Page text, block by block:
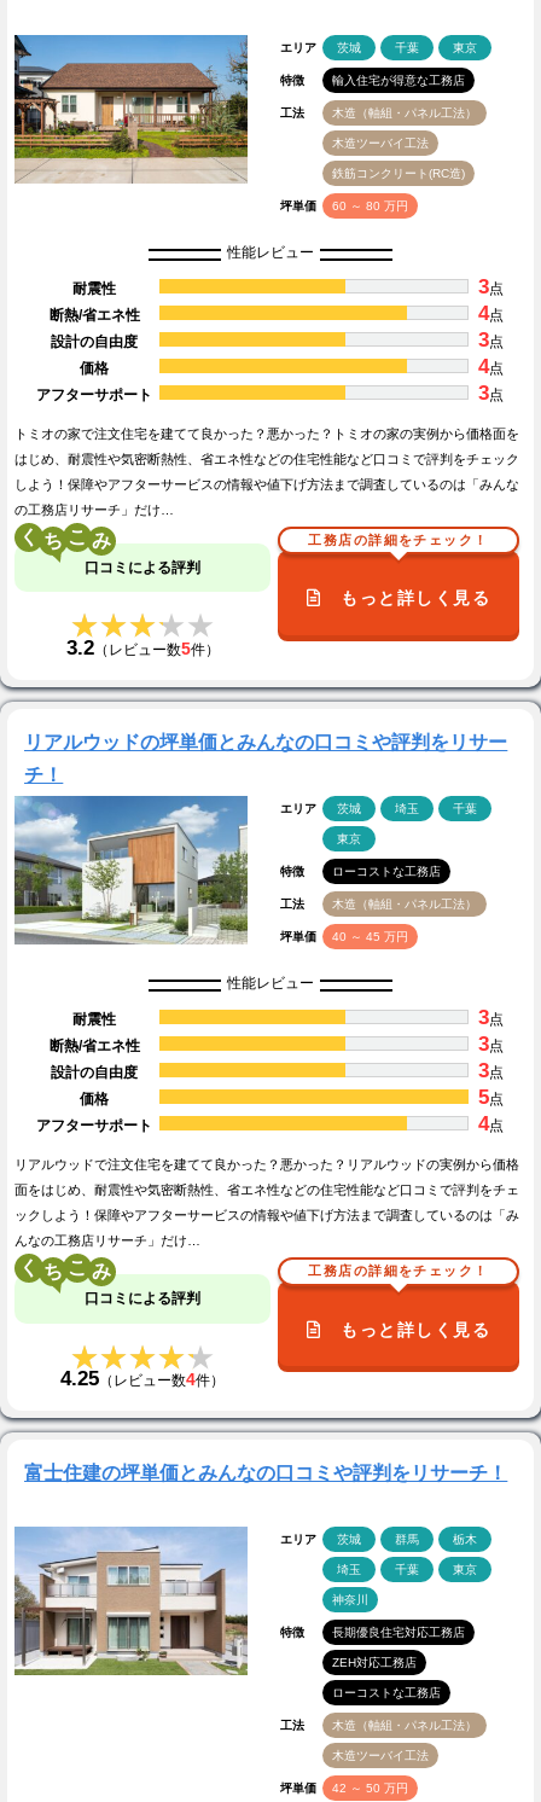
エリア 茨城 千葉 東京
特徴 輸入住宅が得意な工務店
工法 木造（軸組・パネル工法）
木造ツーバイ工法
鉄筋コンクリート(RC造)
坪単価 60 ～ 80 万円
性能レビュー
耐震性 3点
断熱/省エネ性
4点
設計の自由度
3点
価格
4点
アフターサポート
3点
トミオの家で注文住宅を建てて良かった？悪かった？トミオの家の実例から価格面を
はじめ、耐震性や気密断熱性、省エネ性などの住宅性能など口コミで評判をチェック
しよう！保障やアフターサービスの情報や値下げ方法まで調査しているのは「みんな
の工務店リサーチ」だけ…
く こ
口コミによる評判
★★★★★
★★★★★
3.2（レビュー数5件）
工務店の詳細をチェック！
もっと詳しく見る
リアルウッドの坪単価とみんなの口コミや評判をリサー
チ！
エリア 茨城 埼玉 千葉
東京
特徴 ローコストな工務店
工法 木造（軸組・パネル工法）
坪単価 40 ～ 45 万円
性能レビュー
耐震性 3点
断熱/省エネ性
3点
設計の自由度
3点
価格
5点
アフターサポート
4点
リアルウッドで注文住宅を建てて良かった？悪かった？リアルウッドの実例から価格
面をはじめ、耐震性や気密断熱性、省エネ性などの住宅性能など口コミで評判をチェ
ックしよう！保障やアフターサービスの情報や値下げ方法まで調査しているのは「み
んなの工務店リサーチ」だけ…
く こ
口コミによる評判
★★★★★
★★★★★
4.25 （レビュー数4件）
工務店の詳細をチェック！
もっと詳しく見る
富士住建の坪単価とみんなの口コミや評判をリサーチ！
エリア 茨城 群馬 栃木
埼玉 千葉 東京
神奈川
特徴 長期優良住宅対応工務店
ZEH対応工務店
ローコストな工務店
工法 木造（軸組・パネル工法）
木造ツーバイ工法
坪単価 42 ～ 50 万円